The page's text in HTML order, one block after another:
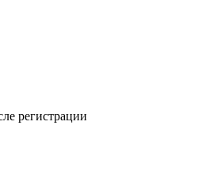
регистрации